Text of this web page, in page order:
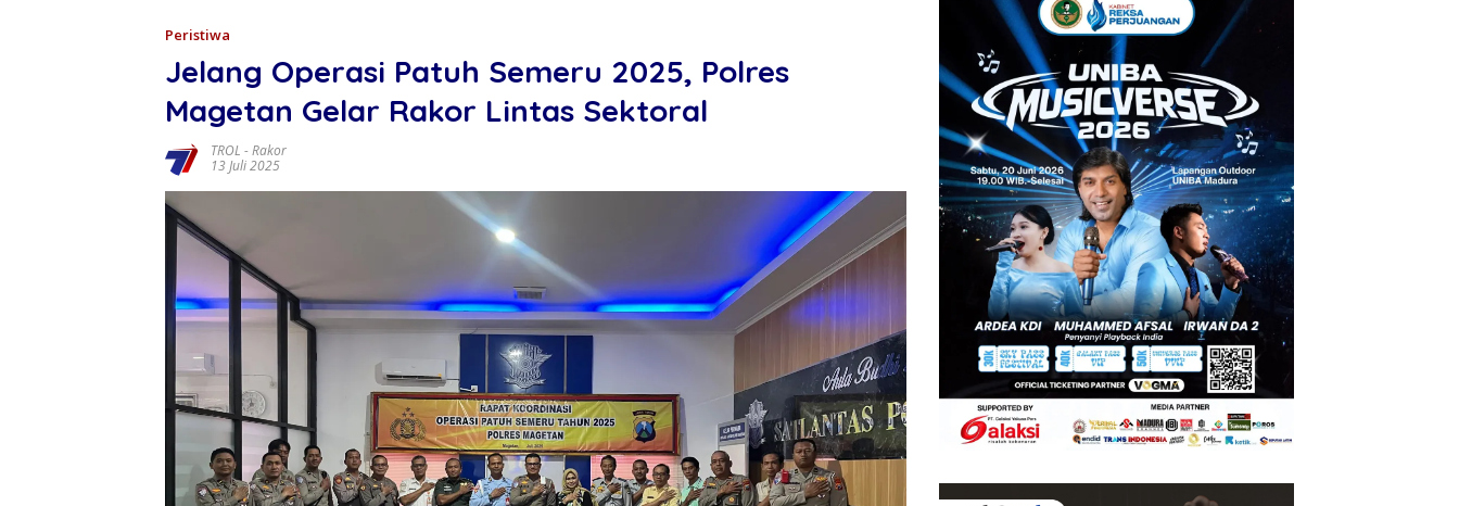
Peristiwa
Jelang Operasi Patuh Semeru 2025, Polres
Magetan Gelar Rakor Lintas Sektoral
TROL -Rakor
13 Juli 2025